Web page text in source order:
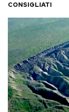
CONSIGLIATI